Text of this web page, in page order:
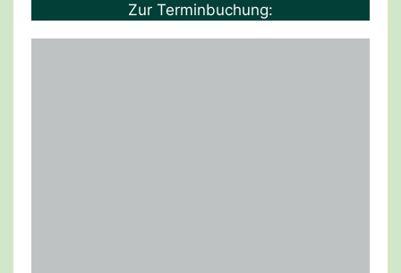
Zur Terminbuchung: